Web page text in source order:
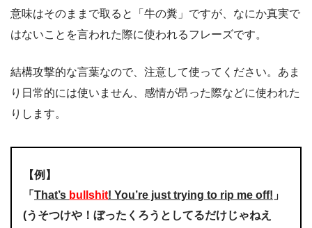
意味はそのままで取ると「牛の糞」ですが、なにか真実で
はないことを言われた際に使われるフレーズです。
結構攻撃的な言葉なので、注意して使ってください。あま
り日常的には使いません、感情が昂った際などに使われた
りします。
【例】
「 That’s bullshit! You’re just trying to rip me off! 」
(うそつけや！ぼったくろうとしてるだけじゃねえ